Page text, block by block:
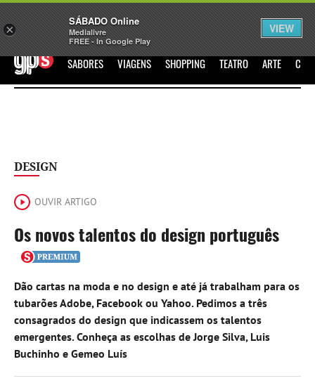
Sábado Assine Iniciar Sessão
GPS SABORES VIAGENS SHOPPING TEATRO ARTE
DESIGN
OUVIR ARTIGO
Os novos talentos do design português
Dão cartas na moda e no design e até já trabalham para os
tubarões Adobe, Facebook ou Yahoo. Pedimos a três
consagrados do design que indicassem os talentos
emergentes. Conheça as escolhas de Jorge Silva, Luis
Buchinho e Gemeo Luís
×
SÁBADO Online
Medialivre
FREE - In Google Play
VIEW